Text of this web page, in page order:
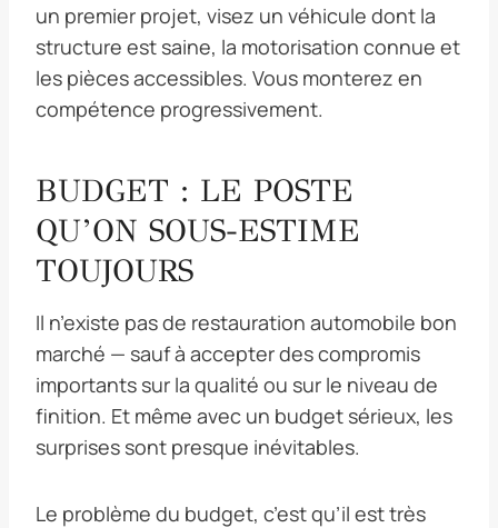
un premier projet, visez un véhicule dont la
structure est saine, la motorisation connue et
les pièces accessibles. Vous monterez en
compétence progressivement.
BUDGET : LE POSTE
QU’ON SOUS-ESTIME
TOUJOURS
Il n’existe pas de restauration automobile bon
marché — sauf à accepter des compromis
importants sur la qualité ou sur le niveau de
finition. Et même avec un budget sérieux, les
surprises sont presque inévitables.
Le problème du budget, c’est qu’il est très